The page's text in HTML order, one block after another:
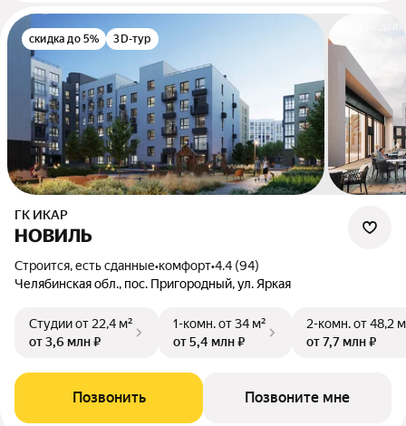
скидка до 5% 3D-тур
ГК ИКАР
НОВИЛЬ
Строится, есть сданные•комфорт•4.4 (94)
Челябинская обл., пос. Пригородный, ул. Яркая
Студииот 22,4 м²
от 3,6 млн ₽
1-комн.от 34 м²
от 5,4 млн ₽
2-комн.от 48,2
от 7,7 млн ₽
Позвонить Позвоните мне